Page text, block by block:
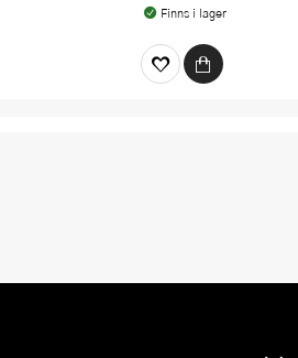
Finns i lager